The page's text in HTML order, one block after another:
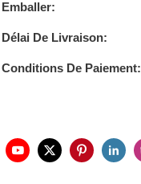
Emballer:
Délai De Livraison:
Conditions De Paiement: